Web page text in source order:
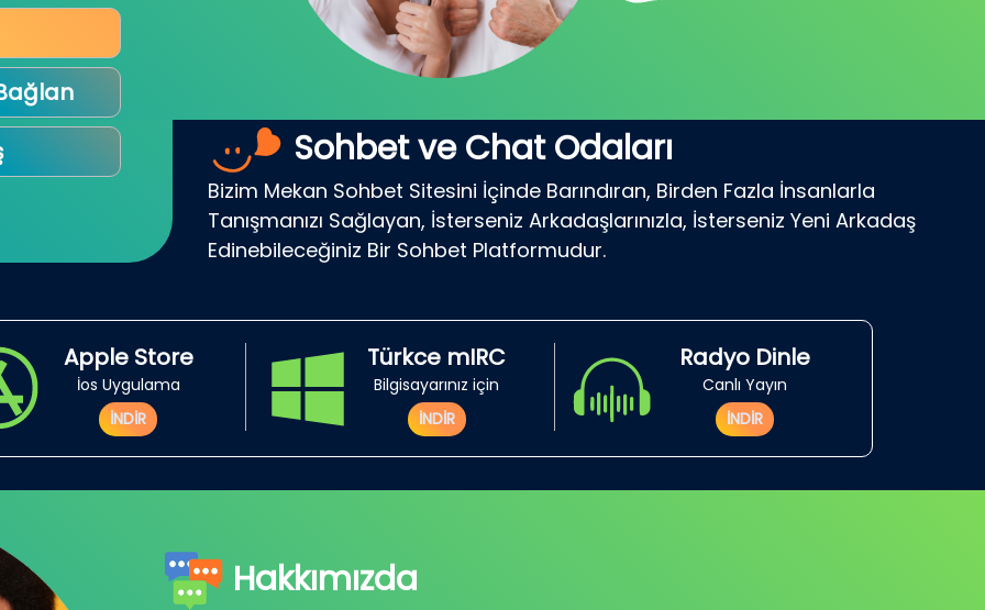
Sohbet ve Chat Odaları
Bizim Mekan Sohbet Sitesini İçinde Barındıran, Birden Fazla İnsanlarla
Tanışmanızı Sağlayan, İsterseniz Arkadaşlarınızla, İsterseniz Yeni Arkadaş
Edinebileceğiniz Bir Sohbet Platformudur.
Apple Store
İos Uygulama
İNDİR
Türkce mIRC
Bilgisayarınız için
İNDİR
Radyo Dinle
Canlı Yayın
İNDİR
Hakkımızda